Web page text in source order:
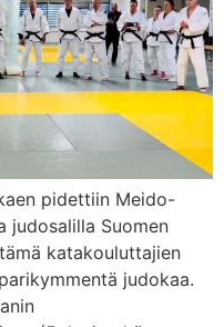
pidettiin Meido-
judosalilla Suomen
katakouluttajien
judokaa.